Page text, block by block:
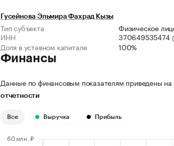
Гусейнова Эльмира Фахрад Кызы
Тип субъекта
Физическое
ИНН
370649535474
Доля в уставном капитале
100%
Финансы
Данные по финансовым показателям приведены на
отчетности
Все Выручка Прибыль